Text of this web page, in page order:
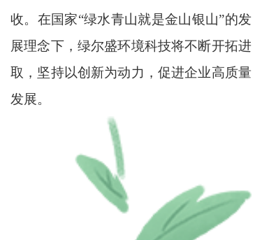
收。在国家“绿水青山就是金山银山”的发
展理念下，绿尔盛环境科技将不断开拓进
取，坚持以创新为动力，促进企业高质量
发展。